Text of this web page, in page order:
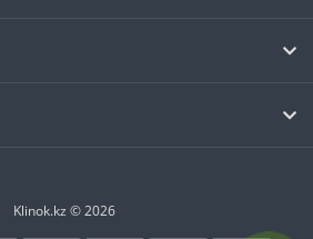
Klinok.kz © 2026